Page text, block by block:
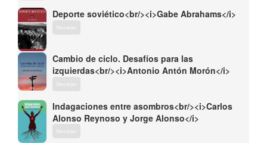
Deporte soviético<br/><i>Gabe Abrahams</i>
Descargar
Cambio de ciclo. Desafíos para las
izquierdas<br/><i>Antonio Antón Morón</i>
Descargar
Indagaciones entre asombros<br/><i>Carlos
Alonso Reynoso y Jorge Alonso</i>
Descargar